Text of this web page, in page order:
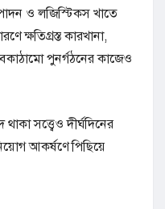
ও লজিস্টিকস খাতে
ক্ষতিগ্রস্ত কারখানা,
পুনর্গঠনের কাজেও
সত্ত্বেও দীর্ঘদিনের
আকর্ষণে পিছিয়ে